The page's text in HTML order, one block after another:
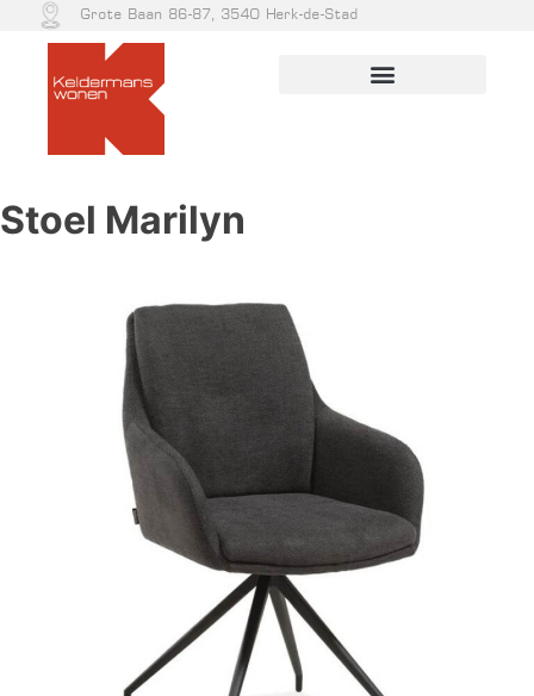
Grote Baan 86-87, 3540 Herk-de-Stad
Stoel Marilyn